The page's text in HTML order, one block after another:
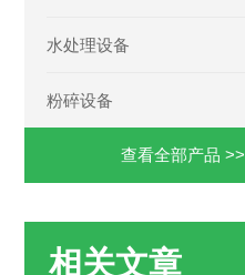
水处理设备
粉碎设备
查看全部产品 >>
相关文章